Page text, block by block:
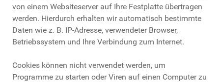
von einem Websiteserver auf Ihre Festplatte übertragen
werden. Hierdurch erhalten wir automatisch bestimmte
Daten wie z. B. IP-Adresse, verwendeter Browser,
Betriebssystem und Ihre Verbindung zum Internet.
Cookies können nicht verwendet werden, um
Programme zu starten oder Viren auf einen Computer zu